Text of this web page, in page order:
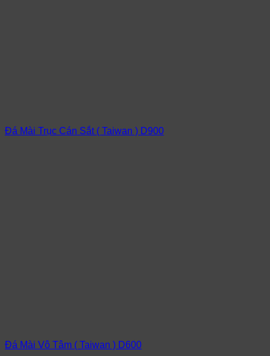
Đá Mài Trục Cán Sắt ( Taiwan ) D900
Đá Mài Vô Tâm ( Taiwan ) D600